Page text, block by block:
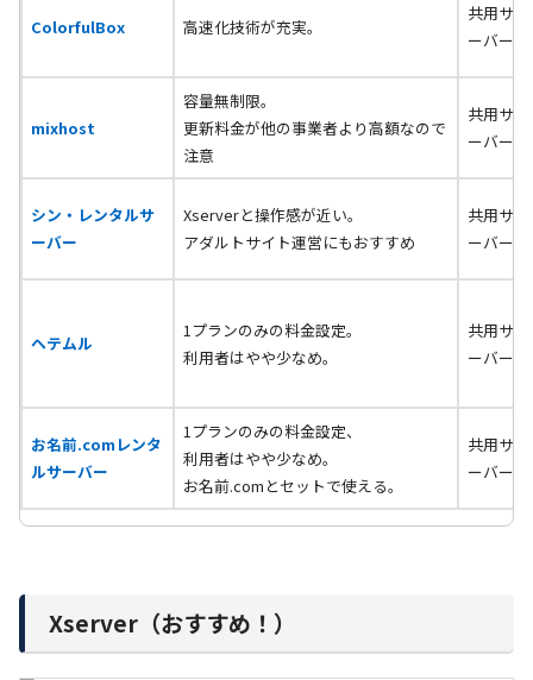
ColorfulBox 高速化技術が充実。
共用サ
ーバー
mixhost
容量無制限。
更新料金が他の事業者より高額なので
注意
共用サ
ーバー
シン・レンタルサ
ーバー
Xserverと操作感が近い。
アダルトサイト運営にもおすすめ
共用サ
ーバー
ヘテムル
1プランのみの料金設定。
利用者はやや少なめ。
共用サ
ーバー
お名前.comレンタ
ルサーバー
1プランのみの料金設定、
利用者はやや少なめ。
お名前.comとセットで使える。
共用サ
ーバー
Xserver（おすすめ！）